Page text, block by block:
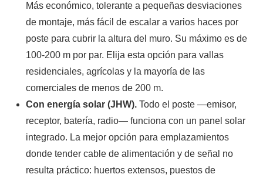
Más económico, tolerante a pequeñas desviaciones
de montaje, más fácil de escalar a varios haces por
poste para cubrir la altura del muro. Su máximo es de
100-200 m por par. Elija esta opción para vallas
residenciales, agrícolas y la mayoría de las
comerciales de menos de 200 m.
Con energía solar (JHW). Todo el poste —emisor,
receptor, batería, radio— funciona con un panel solar
integrado. La mejor opción para emplazamientos
donde tender cable de alimentación y de señal no
resulta práctico: huertos extensos, puestos de